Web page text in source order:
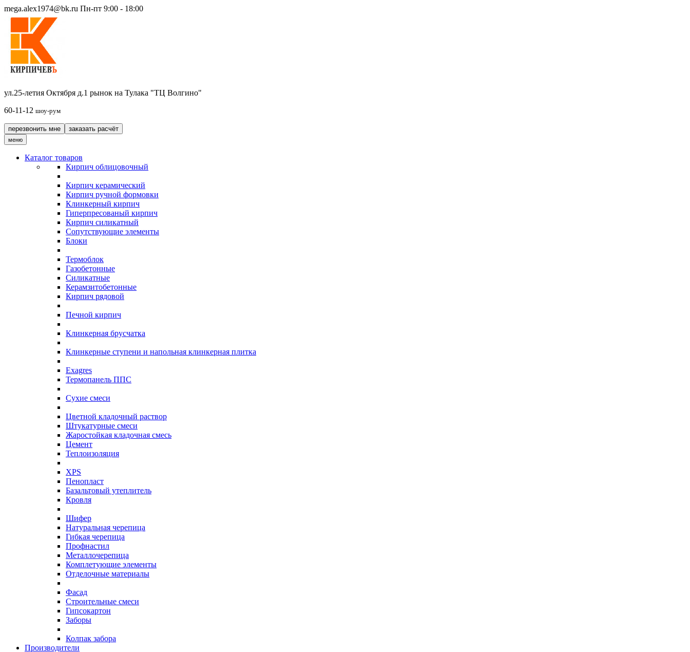
mega.alex1974@bk.ru Пн-пт 9:00 - 18:00
ул.25-летия Октября д.1 рынок на Тулака "ТЦ Волгино"
60-11-12 шоу-рум
перезвонить мне заказать расчёт
меню
Каталог товаров
Кирпич облицовочный
Кирпич керамический
Кирпич ручной формовки
Клинкерный кирпич
Гиперпресованый кирпич
Кирпич силикатный
Сопутствующие элементы
Блоки
Термоблок
Газобетонные
Силикатные
Керамзитобетонные
Кирпич рядовой
Печной кирпич
Клинкерная брусчатка
Клинкерные ступени и напольная клинкерная плитка
Exagres
Термопанель ППС
Сухие смеси
Цветной кладочный раствор
Штукатурные смеси
Жаростойкая кладочная смесь
Цемент
Теплоизоляция
XPS
Пенопласт
Базальтовый утеплитель
Кровля
Шифер
Натуральная черепица
Гибкая черепица
Профнастил
Металлочерепица
Комплетующие элементы
Отделочные материалы
Фасад
Строительные смеси
Гипсокартон
Заборы
Колпак забора
Производители